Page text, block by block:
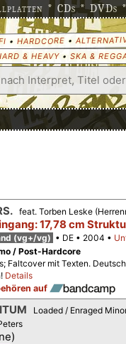
* CDs * DVDs *
• HARDCORE •
& HEAVY• SKA &
feat. Torben Leske
17,78 cm
(vg+/vg) DE 2004
/ Post-Hardcore
Faltcover mit Texten.
Details
auf
Loaded / Enraged